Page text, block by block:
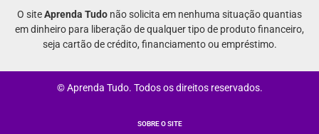
O siteAprenda Tudo não solicita em nenhuma situação quantias
em dinheiro para liberação de qualquer tipo de produto financeiro,
seja cartão de crédito, financiamento ou empréstimo.
© Aprenda Tudo. Todos os direitos reservados.
SOBRE O SITE